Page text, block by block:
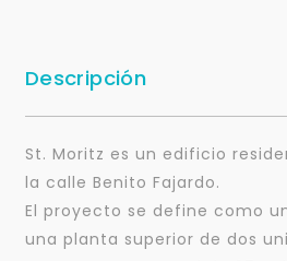
Descripción
St. Moritz es un edificio
la calle Benito Fajardo.
El proyecto se define como
una planta superior de dos